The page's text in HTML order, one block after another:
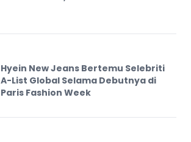
Hyein New Jeans Bertemu Selebriti
A-List Global Selama Debutnya di
Paris Fashion Week